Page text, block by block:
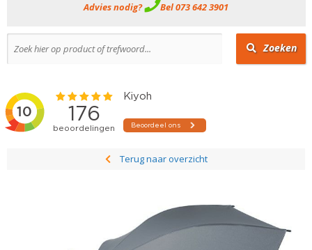
Advies nodig? Bel 073 642 3901
Zoeken
Terug naar overzicht